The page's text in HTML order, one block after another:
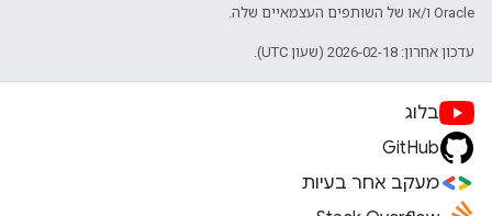
Oracle ו/או של השותפים העצמאיים שלה.
עדכון אחרון: 2026-02-18 (שעון UTC).
בלוג
GitHub
מעקב אחר בעיות